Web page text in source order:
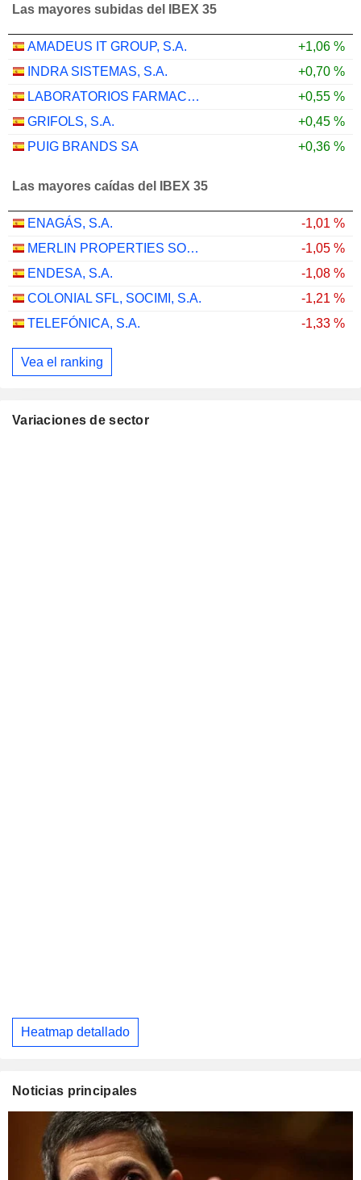
Las mayores subidas del IBEX 35
AMADEUS IT GROUP, S.A.
+1,06 %
INDRA SISTEMAS, S.A.
+0,70 %
LABORATORIOS FARMACEUTICOS ROVI, S.A.
+0,55 %
GRIFOLS, S.A.
+0,45 %
PUIG BRANDS SA
+0,36 %
Las mayores caídas del IBEX 35
ENAGÁS, S.A.
-1,01 %
MERLIN PROPERTIES SOCIMI, S.A.
-1,05 %
ENDESA, S.A.
-1,08 %
COLONIAL SFL, SOCIMI, S.A.
-1,21 %
TELEFÓNICA, S.A.
-1,33 %
Vea el ranking
Variaciones de sector
Heatmap detallado
Noticias principales